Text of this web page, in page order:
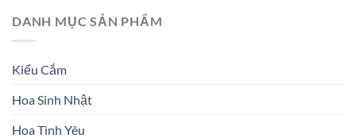
DANH MỤC SẢN PHẨM
Kiểu Cắm
Hoa Sinh Nhật
Hoa Tình Yêu